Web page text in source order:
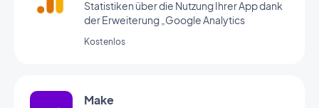
Statistiken über die Nutzung Ihrer App dank
der Erweiterung „Google Analytics
Kostenlos
Make